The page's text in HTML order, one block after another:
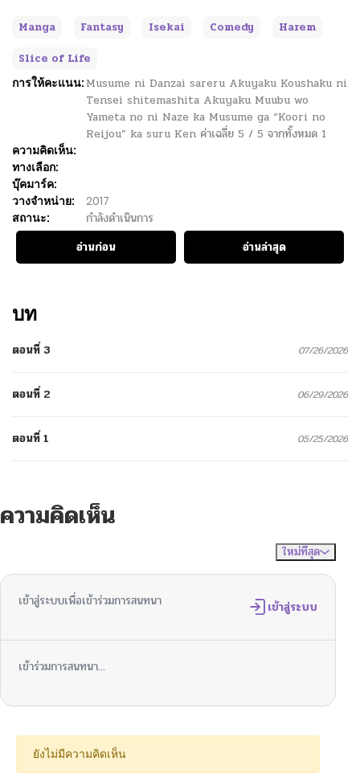
Manga Fantasy Isekai Comedy
Harem
Slice of Life
การให้คะแนน: Musume ni Danzai sareru Akuyaku Koushaku ni
Tensei shitemashita Akuyaku Muubu wo
Yameta no ni Naze ka Musume ga “Koori no
Reijou” ka suru Ken ค่าเฉลี่ย 5 / 5 จากทั้งหมด 1
ความคิดเห็น:
ทางเลือก:
บุ๊คมาร์ค:
วางจำหน่าย:
2017
สถานะ:
กำลังดำเนินการ
อ่านก่อน
อ่านล่าสุด
บท
ตอนที่ 3 07/26/2026
ตอนที่ 2 06/29/2026
ตอนที่ 1 05/25/2026
ความคิดเห็น
ใหม่ที่สุด
เข้าสู่ระบบเพื่อเข้าร่วมการสนทนา เข้าสู่ระบบ
เข้าร่วมการสนทนา...
ยังไม่มีความคิดเห็น